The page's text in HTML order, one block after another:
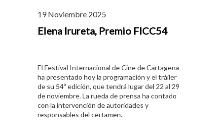
19 Noviembre 2025
Elena Irureta, Premio FICC54
El Festival Internacional de Cine de Cartagena
ha presentado hoy la programación y el tráiler
de su 54ª edición, que tendrá lugar del 22 al 29
de noviembre. La rueda de prensa ha contado
con la intervención de autoridades y
responsables del certamen.